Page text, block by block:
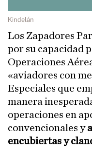
Kindelán
Los Zapadores
por su capacidad
Operaciones
«aviadores con
Especiales que
manera
operaciones en
convencionales y
encubiertas y